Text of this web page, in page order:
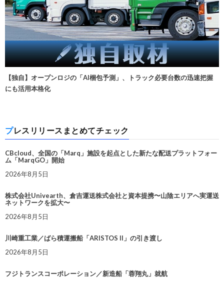
【独自】オープンロジの「AI梱包予測」、トラック必要台数の迅速把握
にも活用本格化
プレスリリースまとめてチェック
CBcloud、全国の「Marq」施設を起点とした新たな配送プラットフォー
ム「MarqGO」開始
2026年8月5日
株式会社Univearth、倉吉運送株式会社と資本提携〜山陰エリアへ実運送
ネットワークを拡大〜
2026年8月5日
川崎重工業／ばら積運搬船「ARISTOS II」の引き渡し
2026年8月5日
フジトランスコーポレーション／新造船「蓉翔丸」就航